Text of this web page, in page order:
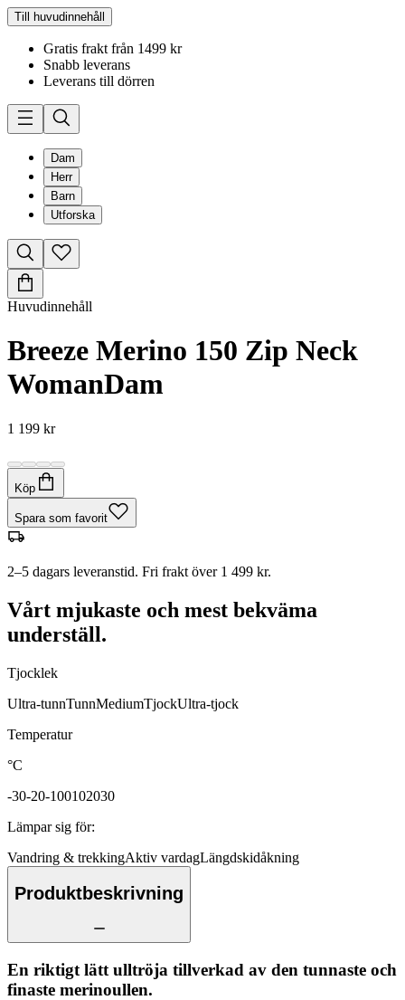
Till huvudinnehåll
Gratis frakt från 1499 kr
Snabb leverans
Leverans till dörren
Dam
Herr
Barn
Utforska
Huvudinnehåll
Breeze Merino 150 Zip Neck
WomanDam
1 199 kr
Köp
Spara som favorit
2–5 dagars leveranstid. Fri frakt över 1 499 kr.
Vårt mjukaste och mest bekväma
underställ.
Tjocklek
Ultra-tunnTunnMediumTjockUltra-tjock
Temperatur
°C
-30-20-100102030
Lämpar sig för:
Vandring & trekkingAktiv vardagLängdskidåkning
Produktbeskrivning
En riktigt lätt ulltröja tillverkad av den tunnaste och
finaste merinoullen.